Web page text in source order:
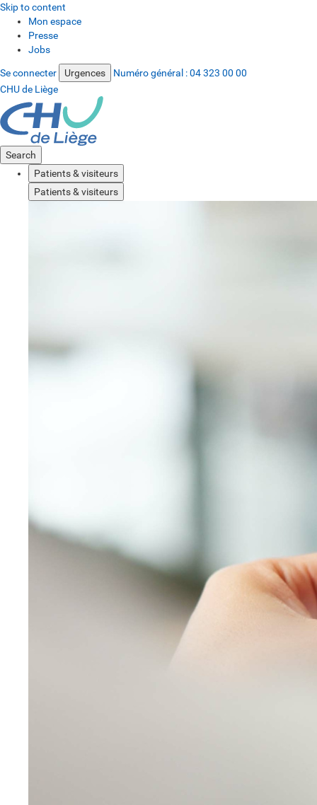
Skip to content
Mon espace
Presse
Jobs
Se connecter Urgences Numéro général :04 323 00 00
CHU de Liège
Search
Patients & visiteurs
Patients & visiteurs